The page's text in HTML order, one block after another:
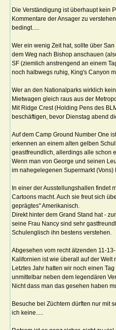
Die Verständigung ist überhaupt kein
Kommentare der Ansager zu
bedingt.....
Wer ein wenig Zeit hat, sollte über
dem Weg nach Bishop anschauen
SF (ziemlich anstrengend an einem
noch halbwegs ruhig, King's Canyon
Wer an den Nationalparks wirklich
Mietwagen gleich raus aus der
Mit Ridge Crest (Holding Pens des
beschäftigen, bevor Dienstag abend
Auf dem Camp Ground Number One
erkennen an einem alten gelben
geastfreundlich, allerdings alle schon
Wenn man von George und seinen
im nahegelegenen Supermarkt
In einer der Ausstellungshallen findet
Cartoons macht. Auch sie freut sich
geprägtes" Amerikanisch.
Direkt hinter dem Grand Stand hat -
seine Frau Nancy sind sehr
Schulenglisch ihn bestens verstehen.
Abgesehen vom recht ätzenden 11-
Kalifornien ist wie überall auf der Welt
Letztes Jahr hatten wir noch einen
unmittelbar neben dem legendären
Nicht dass man das gesehen haben
Besuche bei Züchtern dürften nur mit
ich keine.....